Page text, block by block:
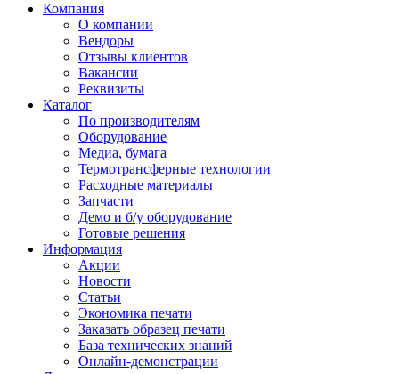
Компания
О компании
Вендоры
Отзывы клиентов
Вакансии
Реквизиты
Каталог
По производителям
Оборудование
Медиа, бумага
Термотрансферные технологии
Расходные материалы
Запчасти
Демо и б/у оборудование
Готовые решения
Информация
Акции
Новости
Статьи
Экономика печати
Заказать образец печати
База технических знаний
Онлайн-демонстрации